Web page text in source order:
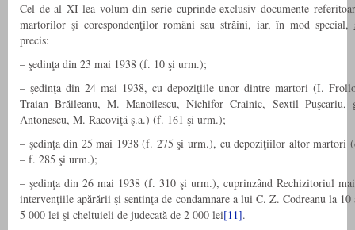
Cel de al XI-lea volum din serie cuprinde exclusiv documente
martorilor şi corespondenţilor români sau străini, iar, în mod special,
precis:
– şedinţa din 23 mai 1938 (f. 10 şi urm.);
– şedinţa din 24 mai 1938, cu depoziţiile unor dintre martori (I.
Traian Brăileanu, M. Manoilescu, Nichifor Crainic, Sextil Puşcariu,
Antonescu, M. Racoviţă ş.a.) (f. 161 şi urm.);
– şedinţa din 25 mai 1938 (f. 275 şi urm.), cu depoziţiilor altor martori
– f. 285 şi urm.);
– şedinţa din 26 mai 1938 (f. 310 şi urm.), cuprinzând Rechizitoriul
intervenţiile apărării şi sentinţa de condamnare a lui C. Z. Codreanu la
5 000 lei şi cheltuieli de judecată de 2 000 lei[11].